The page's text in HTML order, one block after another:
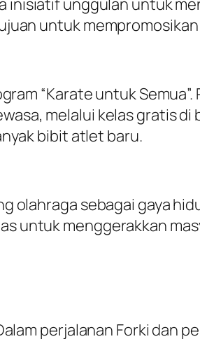
untuk
“Karate untuk
melalui kelas gratis
bibit atlet baru.
olahraga sebagai gaya
untuk menggerakkan
perjalanan Forki dan